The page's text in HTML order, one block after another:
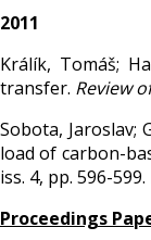
2011
Králík, Tomáš;
transfer. Review
Sobota, Jaroslav;
load of carbon-
iss. 4, pp. 596-
Proceedings